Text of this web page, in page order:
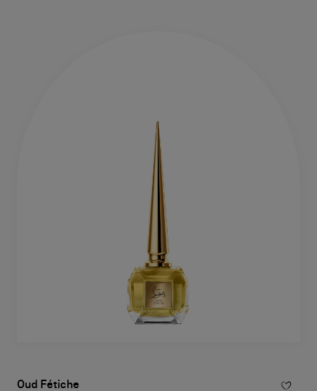
Oud Fétiche